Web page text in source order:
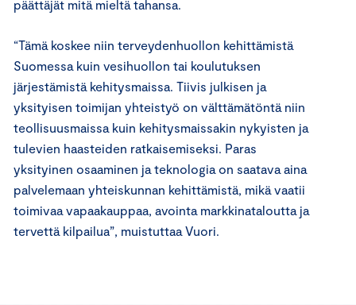
päättäjät mitä mieltä tahansa.
“Tämä koskee niin terveydenhuollon kehittämistä
Suomessa kuin vesihuollon tai koulutuksen
järjestämistä kehitysmaissa. Tiivis julkisen ja
yksityisen toimijan yhteistyö on välttämätöntä niin
teollisuusmaissa kuin kehitysmaissakin nykyisten ja
tulevien haasteiden ratkaisemiseksi. Paras
yksityinen osaaminen ja teknologia on saatava aina
palvelemaan yhteiskunnan kehittämistä, mikä vaatii
toimivaa vapaakauppaa, avointa markkinataloutta ja
tervettä kilpailua”, muistuttaa Vuori.